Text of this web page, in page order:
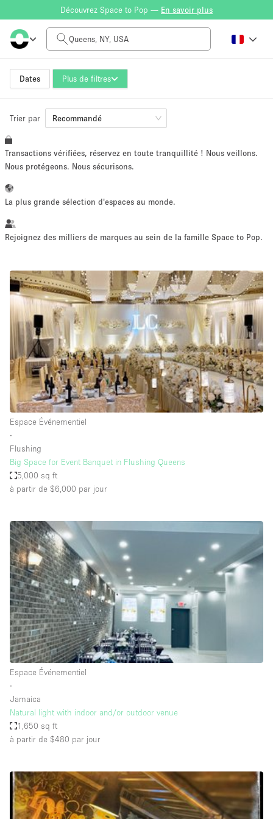
Découvrez Space to Pop — En savoir plus
Dates Plus de filtres
Tarif à la journée
$0
Taille de l'espace
~ 13 personnes
Vente au
détail
Showroom Événement Art Alimentation
Séance de
photo
Conférence Réunion Bureaux
Local
Commercial
Partagé
Type de l'espace
Atelier
Autre
Boutique / Magasin
Boutique en Partage
Bureaux
Camion / Fourgon
Commerce
Container
Entrepôt / Espace Stockage / Box
Espace Atypique / Unique
Espace Publicitaire
Espace Événementiel
Kiosque / Stand / Corner
Lobby / Accueil
Trier par Recommandé
Transactions vérifiées, réservez en toute tranquillité ! Nous veillons.
Nous protégeons. Nous sécurisons.
La plus grande sélection d'espaces au monde.
Rejoignez des milliers de marques au sein de la famille Space to Pop.
Espace Événementiel
∙
Flushing
Big Space for Event Banquet in Flushing Queens
5,000 sq ft
à partir de $6,000 par jour
Espace Événementiel
∙
Jamaica
Natural light with indoor and/or outdoor venue
1,650 sq ft
à partir de $480 par jour